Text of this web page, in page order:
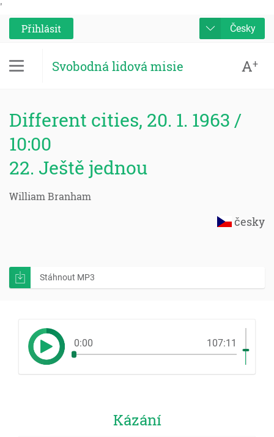
'
Přihlásit
Česky
Svobodná lidová misie A+
Different cities, 20. 1. 1963 /
10:00
22. Ještě jednou
William Branham
česky
Stáhnout MP3
0:00 107:11
Kázání